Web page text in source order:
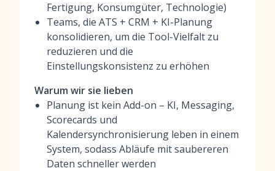
Fertigung, Konsumgüter, Technologie)
Teams, die ATS + CRM + KI-Planung
konsolidieren, um die Tool-Vielfalt zu
reduzieren und die
Einstellungskonsistenz zu erhöhen
Warum wir sie lieben
Planung ist kein Add-on – KI, Messaging,
Scorecards und
Kalendersynchronisierung leben in einem
System, sodass Abläufe mit saubereren
Daten schneller werden